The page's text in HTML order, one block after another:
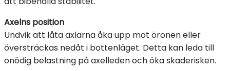
Axelns position
Undvik att låta axlarna åka upp mot öronen eller
översträckas nedåt i bottenläget. Detta kan leda till
onödig belastning på axelleden och öka skaderisken.